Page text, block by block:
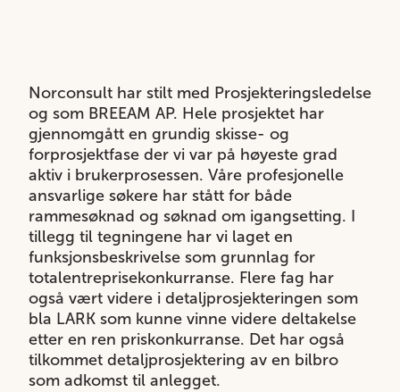
Norconsult har stilt med Prosjekteringsledelse
og som BREEAM AP. Hele prosjektet har
gjennomgått en grundig skisse- og
forprosjektfase der vi var på høyeste grad
aktiv i brukerprosessen. Våre profesjonelle
ansvarlige søkere har stått for både
rammesøknad og søknad om igangsetting. I
tillegg til tegningene har vi laget en
funksjonsbeskrivelse som grunnlag for
totalentreprisekonkurranse. Flere fag har
også vært videre i detaljprosjekteringen som
bla LARK som kunne vinne videre deltakelse
etter en ren priskonkurranse. Det har også
tilkommet detaljprosjektering av en bilbro
som adkomst til anlegget.